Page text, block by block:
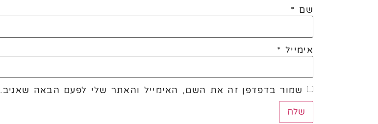
שם *
אימייל *
שמור בדפדפן זה את השם, האימייל והאתר שלי לפעם הבאה שאגיב.